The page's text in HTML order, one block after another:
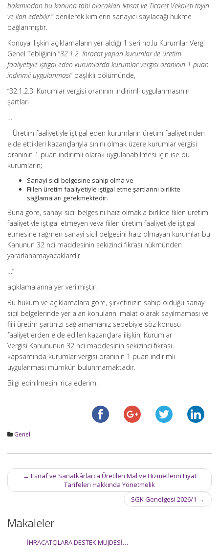
bakımından bu kanuna tabi olacakları İktisat ve Ticaret Vekaleti tayin
ve ilan edebilir.” denilerek kimlerin sanayici sayılacağı hükme
bağlanmıştır.
Konuya ilişkin açıklamaların yer aldığı 1 seri no.lu Kurumlar Vergi
Genel Tebliğinin “32.1.2. İhracat yapan kurumlar ile üretim
faaliyetiyle iştigal eden kurumlarda kurumlar vergisi oranının 1 puan
indirimli uygulanması” başlıklı bölümünde,
“32.1.2.3. Kurumlar vergisi oranının indirimli uygulanmasının
şartları
…
– Üretim faaliyetiyle iştigal eden kurumların üretim faaliyetinden
elde ettikleri kazançlarıyla sınırlı olmak üzere kurumlar vergisi
oranının 1 puan indirimli olarak uygulanabilmesi için ise bu
kurumların;
Sanayi sicil belgesine sahip olma ve
Fiilen üretim faaliyetiyle iştigal etme şartlarını birlikte
sağlamaları gerekmektedir.
Buna göre, sanayi sicil belgesini haiz olmakla birlikte fiilen üretim
faaliyetiyle iştigal etmeyen veya fiilen üretim faaliyetiyle iştigal
etmesine rağmen sanayi sicil belgesini haiz olmayan kurumlar bu
Kanunun 32 nci maddesinin sekizinci fıkrası hükmünden
yararlanamayacaklardır.
…”
açıklamalarına yer verilmiştir.
Bu hüküm ve açıklamalara göre, şirketinizin sahip olduğu sanayi
sicil belgelerinde yer alan konuların imalat olarak sayılmaması ve
fiili üretim şartınızı sağlamamanız sebebiyle söz konusu
faaliyetlerden elde edilen kazançlara ilişkin, Kurumlar
Vergisi Kanununun 32 nci maddesinin sekizinci fıkrası
kapsamında kurumlar vergisi oranının 1 puan indirimli
uygulanması mümkün bulunmamaktadır.
Bilgi edinilmesini rica ederim.
Genel
Post
navigation
← Esnaf ve Sanatkârlarca Üretilen Mal ve Hizmetlerin Fiyat
Tarifeleri Hakkında Yönetmelik
SGK Genelgesi 2026/1 →
Makaleler
İHRACATÇILARA DESTEK MÜJDESİ…